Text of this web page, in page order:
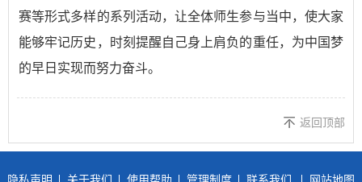
赛等形式多样的系列活动，让全体师生参与当中，使大家
能够牢记历史，时刻提醒自己身上肩负的重任，为中国梦
的早日实现而努力奋斗。
返回顶部